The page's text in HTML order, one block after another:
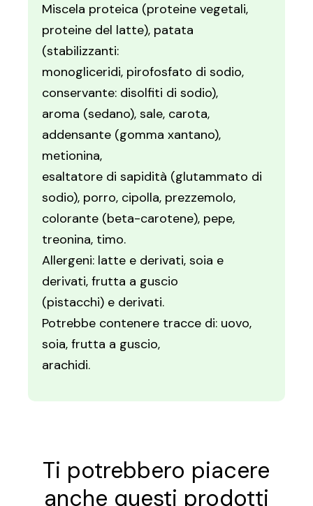
Miscela proteica (proteine vegetali,
proteine del latte), patata
(stabilizzanti:
monogliceridi, pirofosfato di sodio,
conservante: disolfiti di sodio),
aroma (sedano), sale, carota,
addensante (gomma xantano),
metionina,
esaltatore di sapidità (glutammato di
sodio), porro, cipolla, prezzemolo,
colorante (beta-carotene), pepe,
treonina, timo.
Allergeni: latte e derivati, soia e
derivati, frutta a guscio
(pistacchi) e derivati.
Potrebbe contenere tracce di: uovo,
soia, frutta a guscio,
arachidi.
Ti potrebbero piacere
anche questi prodotti